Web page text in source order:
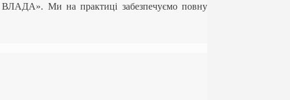
ВЛАДА». Ми на практиці забезпечуємо повну